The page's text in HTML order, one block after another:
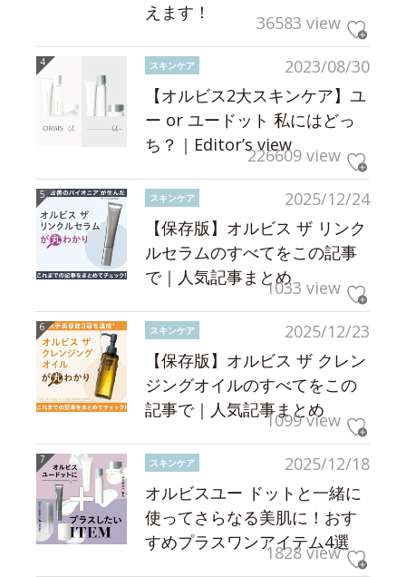
えます！
36583 view
2023/08/30
スキンケア
【オルビス2大スキンケア】ユ
ー or ユードット 私にはどっ
ち？｜Editor’s view226609 view
2025/12/24
スキンケア
【保存版】オルビス ザ リンク
ルセラムのすべてをこの記事
で｜人気記事まとめ1033 view
2025/12/23
スキンケア
【保存版】オルビス ザ クレン
ジングオイルのすべてをこの
記事で｜人気記事まとめ
1099 view
2025/12/18
スキンケア
オルビスユー ドットと一緒に
使ってさらなる美肌に！おす
すめプラスワンアイテム4選
1828 view